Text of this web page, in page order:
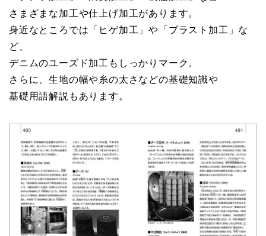
さまざまな加工や仕上げ加工があります。
身近なところでは「ヒゲ加工」や「ブラスト加工」な
ど、
デニムのユーズド加工もしっかりマーク。
さらに、生地の幅や糸の太さなどの基礎知識や
基礎用語解説もあります。